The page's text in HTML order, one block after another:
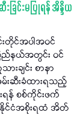
ခြင်းမပြုရန် အိန္ဒိယ
းတိုင်အပါအဝင်
ြည်နယ်အတွင်း ဝင်
းချင်း စာနာ
မ်းဆီးခံထားရသည့်
ရန် စစ်ကိုင်းဖက်
နိုင်ငံအစိုးရထံ အိတ်